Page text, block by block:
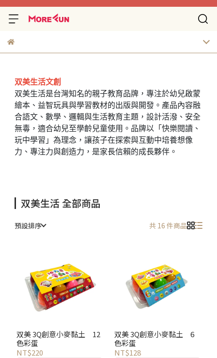
双美生活文創
双美生活是台灣知名的親子教育品牌，專注於幼兒啟蒙
繪本、益智玩具與學習教材的出版與開發。產品內容融
合語文、數學、邏輯與生活教育主題，設計活潑、安全
無毒，適合幼兒至學齡兒童使用。品牌以「快樂閱讀、
玩中學習」為理念，讓孩子在探索與互動中培養想像
力、專注力與創造力，是家長信賴的成長夥伴。
双美生活 全部商品
預設排序 共 16 件商品
双美 3Q創意小麥黏土 12
色彩蛋
NT$220
双美 3Q創意小麥黏土 6
色彩蛋
NT$128